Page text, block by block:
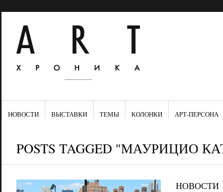
НОВОСТИ ВЫСТАВКИ ТЕМЫ КОЛОНКИ АРТ-ПЕРСОНА
POSTS TAGGED "МАУРИЦИО
НОВОСТИ